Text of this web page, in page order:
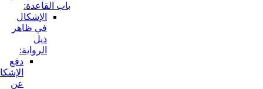
باب القاعدة:
الإشكال
في ظاهر
ذيل
الرواية:
دفع
الإشكال
عن